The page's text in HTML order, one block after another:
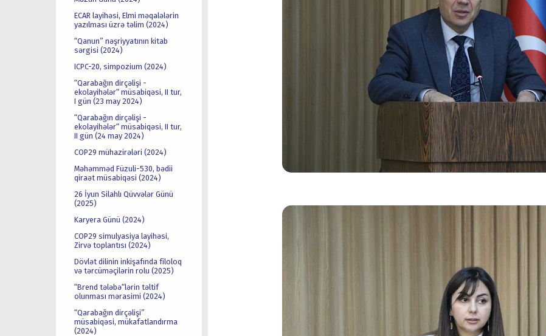
ECAR layihəsi, Elmi məqalələrin
yazılması üzrə təlim (2024)
“Qanun” nəşriyyatının kitab
sərgisi (2024)
ICPC-20, simpozium (2024)
“Qarabağın dirçəlişi -
ekolayihələr“ müsabiqəsi, II tur,
I gün (23 may 2024)
“Qarabağın dirçəlişi -
ekolayihələr“ müsabiqəsi, II tur,
II gün (24 may 2024)
COP29 mühazirələri (2024)
Məhəmməd Füzuli-530, bədii
qiraət müsabiqəsi (2024)
26 İyun Silahlı Qüvvələr Günü
(2025)
Karyera Günü (2024)
COP29 simulyasiya layihəsi,
Zirvə toplantısı (2024)
Dövlət dilinin inkişafında filoloq
və tərcüməçilərin rolu (2025)
“Brend tələbə“lərin təltif
olunması mərasimi (2024)
“Qarabağın dirçəlişi”
müsabiqəsi, mükafatlandırma
(2024)